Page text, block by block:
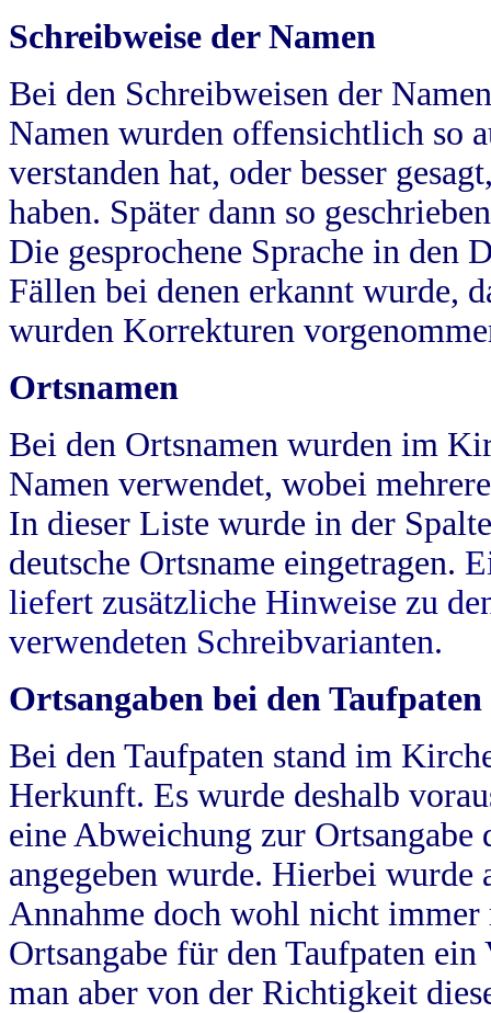
Schreibweise der Namen
Bei den Schreibweisen der
Namen wurden offensichtlich so
verstanden hat, oder besser
haben. Später dann so
Die gesprochene Sprache in
Fällen bei denen erkannt wurde,
wurden Korrekturen
Ortsnamen
Bei den Ortsnamen wurden im
Namen verwendet, wobei
In dieser Liste wurde in der
deutsche Ortsname eingetragen.
liefert zusätzliche Hinweise zu
verwendeten Schreibvarianten.
Ortsangaben bei den Taufpaten
Bei den Taufpaten stand im
Herkunft. Es wurde deshalb
eine Abweichung zur
angegeben wurde. Hierbei wurde
Annahme doch wohl nicht
Ortsangabe für den Taufpaten
man aber von der Richtigkeit